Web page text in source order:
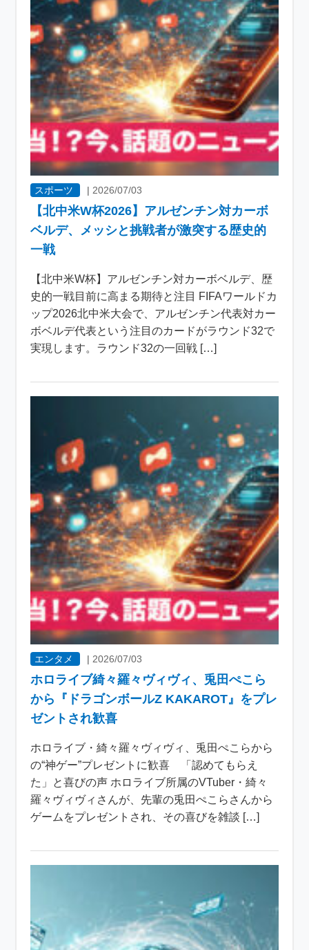
スポーツ | 2026/07/03
【北中米W杯2026】アルゼンチン対カーボ
ベルデ、メッシと挑戦者が激突する歴史的
一戦
【北中米W杯】アルゼンチン対カーボベルデ、歴
史的一戦目前に高まる期待と注目 FIFAワールドカ
ップ2026北中米大会で、アルゼンチン代表対カー
ボベルデ代表という注目のカードがラウンド32で
実現します。ラウンド32の一回戦 […]
エンタメ |2026/07/03
ホロライブ綺々羅々ヴィヴィ、兎田ぺこら
から『ドラゴンボールZ KAKAROT』をプレ
ゼントされ歓喜
ホロライブ・綺々羅々ヴィヴィ、兎田ぺこらから
の“神ゲー”プレゼントに歓喜 「認めてもらえ
た」と喜びの声 ホロライブ所属のVTuber・綺々
羅々ヴィヴィさんが、先輩の兎田ぺこらさんから
ゲームをプレゼントされ、その喜びを雑談 […]